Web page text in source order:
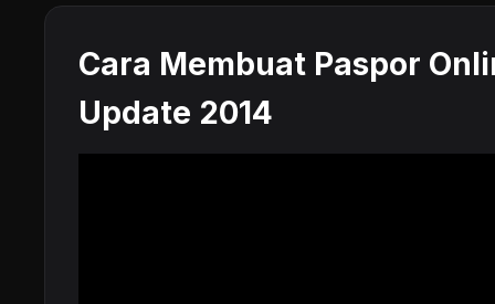
Cara Membuat Paspor
Update 2014